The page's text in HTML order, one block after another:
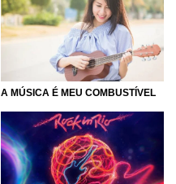
A MÚSICA É MEU COMBUSTÍVEL